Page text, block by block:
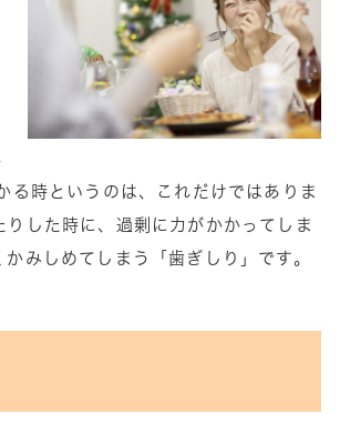
る時というのは、これだけではありま
した時に、過剰に力がかかってしま
みしめてしまう「歯ぎしり」です。